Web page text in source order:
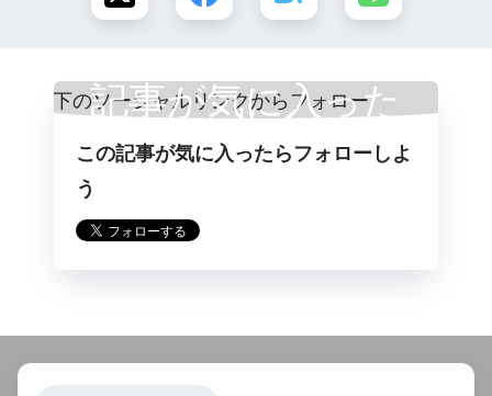
記事が気に入った
らフォロー
この記事が気に入ったらフォローしよ
う